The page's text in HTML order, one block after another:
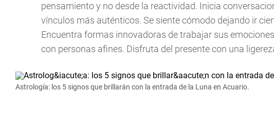
pensamiento y no desde la reactividad. Inicia
vínculos más auténticos. Se siente cómodo dejando ir
Encuentra formas innovadoras de trabajar sus
con personas afines. Disfruta del presente con una
Astrología: los 5 signos que brillarán con la entrada de la Luna en Acuario.